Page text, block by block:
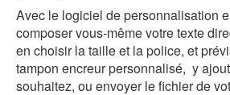
Avec le logiciel de personnalisation
composer vous-même votre texte
en choisir la taille et la police, et
tampon encreur personnalisé, y
souhaitez, ou envoyer le fichier de